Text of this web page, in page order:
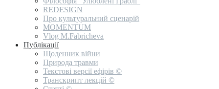
REDESIGN
Про культуральний сценарій
MOMENTUM
Vlog M.Fabricheva
Публікації
Щоденник війни
Природа травми
Текстові версії ефірів ©
Транскрипт лекцій ©